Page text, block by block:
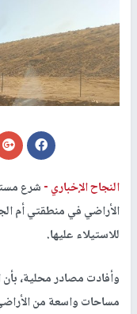
النجاح الإخباري -شرع
الأراضي في منطقتي أم
للاستيلاء عليها.
وأفادت مصادر محلية،
مساحات واسعة من